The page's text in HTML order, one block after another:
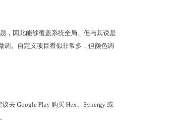
，因此能够覆盖系统全局。但与其说是
调。自定义项目看似非常多，但颜色调
去 Google Play 购买 Hex、Synergy 或